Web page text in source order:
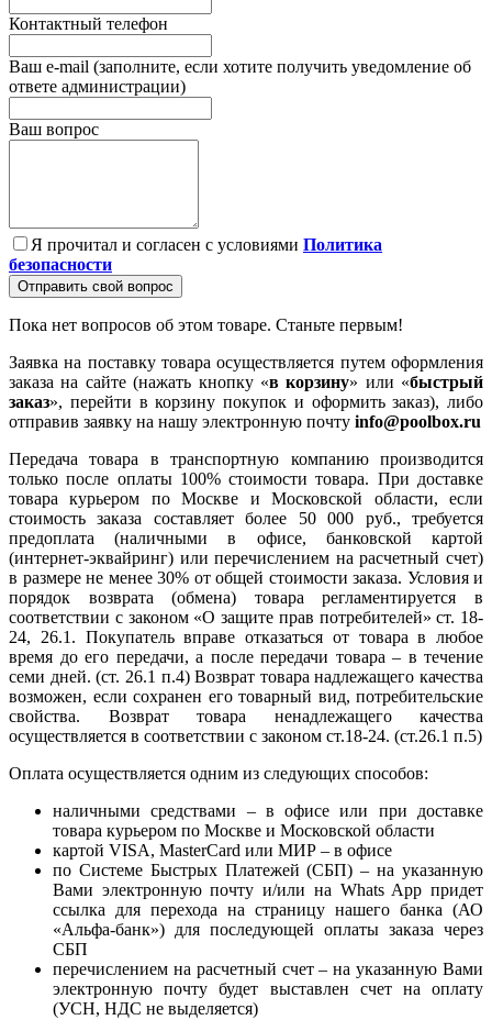
Контактный телефон
Ваш e-mail (заполните, если хотите получить уведомление об
ответе администрации)
Ваш вопрос
Я прочитал и согласен с условиями Политика
безопасности
Отправить свой вопрос
Пока нет вопросов об этом товаре. Станьте первым!
Заявка на поставку товара осуществляется путем оформления
заказа на сайте (нажать кнопку «в корзину» или «быстрый
заказ», перейти в корзину покупок и оформить заказ), либо
отправив заявку на нашу электронную почту info@poolbox.ru
Передача товара в транспортную компанию производится
только после оплаты 100% стоимости товара. При доставке
товара курьером по Москве и Московской области, если
стоимость заказа составляет более 50 000 руб., требуется
предоплата (наличными в офисе, банковской картой
(интернет-эквайринг) или перечислением на расчетный счет)
в размере не менее 30% от общей стоимости заказа. Условия и
порядок возврата (обмена) товара регламентируется в
соответствии с законом «О защите прав потребителей» ст. 18-
24, 26.1. Покупатель вправе отказаться от товара в любое
время до его передачи, а после передачи товара – в течение
семи дней. (ст. 26.1 п.4) Возврат товара надлежащего качества
возможен, если сохранен его товарный вид, потребительские
свойства. Возврат товара ненадлежащего качества
осуществляется в соответствии с законом ст.18-24. (ст.26.1 п.5)
Оплата осуществляется одним из следующих способов:
наличными средствами – в офисе или при доставке
товара курьером по Москве и Московской области
картой VISA, MasterCard или МИР – в офисе
по Системе Быстрых Платежей (СБП) – на указанную
Вами электронную почту и/или на Whats App придет
ссылка для перехода на страницу нашего банка (АО
«Альфа-банк») для последующей оплаты заказа через
СБП
перечислением на расчетный счет – на указанную Вами
электронную почту будет выставлен счет на оплату
(УСН, НДС не выделяется)